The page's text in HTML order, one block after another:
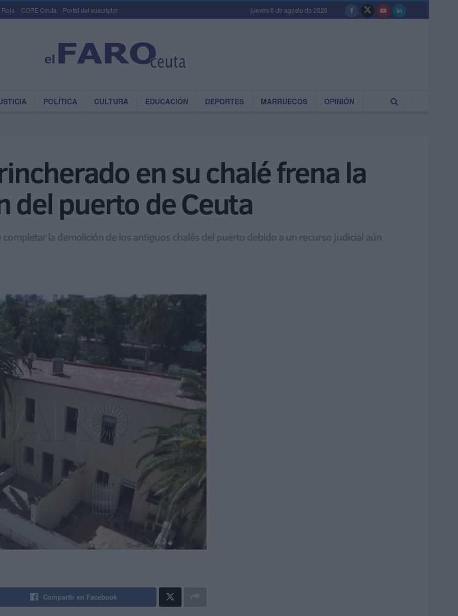
Roja COPE Ceuta Portal del suscriptor jueves 6 de agosto de 2026
POLÍTICA CULTURA EDUCACIÓN DEPORTES MARRUECOS OPINIÓN
en su chalé frena la
del puerto de Ceuta
la demolición de los antiguos chalés del puerto debido a un recurso judicial aún
Compartir en Facebook